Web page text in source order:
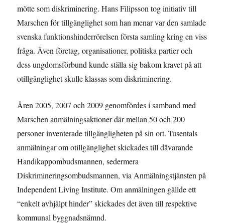
mötte som diskriminering. Hans Filipsson tog initiativ till
Marschen för tillgänglighet som han menar var den samlade
svenska funktionshinderrörelsen första samling kring en viss
fråga. Även företag, organisationer, politiska partier och
dess ungdomsförbund kunde ställa sig bakom kravet på att
otillgänglighet skulle klassas som diskriminering.
Åren 2005, 2007 och 2009 genomfördes i samband med
Marschen anmälningsaktioner där mellan 50 och 200
personer inventerade tillgängligheten på sin ort. Tusentals
anmälningar om otillgänglighet skickades till dåvarande
Handikappombudsmannen, sedermera
Diskrimineringsombudsmannen, via Anmälningstjänsten på
Independent Living Institute. Om anmälningen gällde ett
“enkelt avhjälpt hinder” skickades det även till respektive
kommunal byggnadsnämnd.